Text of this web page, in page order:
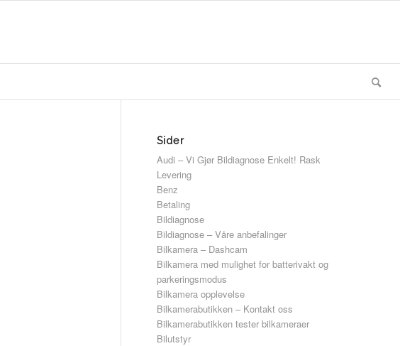
Sider
Audi – Vi Gjør Bildiagnose Enkelt! Rask
Levering
Benz
Betaling
Bildiagnose
Bildiagnose – Våre anbefalinger
Bilkamera – Dashcam
Bilkamera med mulighet for batterivakt og
parkeringsmodus
Bilkamera opplevelse
Bilkamerabutikken – Kontakt oss
Bilkamerabutikken tester bilkameraer
Bilutstyr